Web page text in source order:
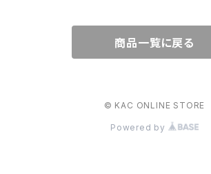
商品一覧に戻る
© KAC ONLINE STORE
Powered by